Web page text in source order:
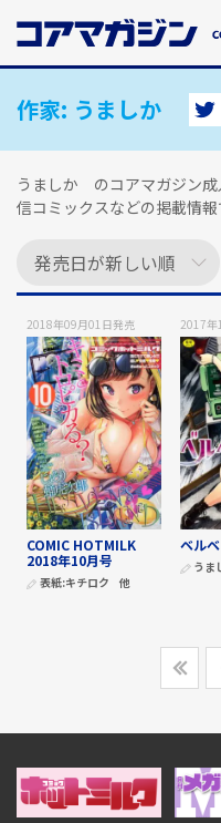
ン
作家: うましか
うましか のコアマガジン成
信コミックスなどの掲載情報
2018年09月01日発売
COMIC HOTMILK
2018年10月号
表紙:キチロク 他
2017年
ベル
うま